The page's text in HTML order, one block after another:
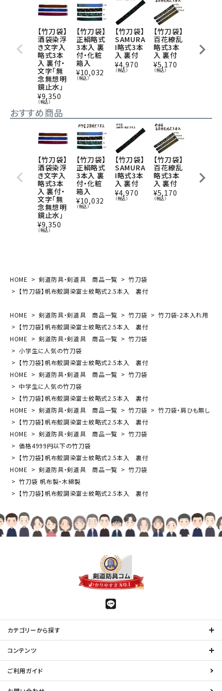
【竹刀袋】
酒袋染浮
き文字入
略式3本
入 裏付・
文字「無
念無想明
鏡止水」
¥9,350
（税込）
【竹刀袋】
正絹略式
3本入 裏
付・化粧
箱入
¥10,032
（税込）
【竹刀袋】
SAMURA
I略式3本
入 裏付
¥4,970
（税込）
【竹刀袋】
百花繚乱
略式3本
入 裏付
¥5,170
（税込）
獣画略式
3本入
おすすめ商品
【竹刀袋】
酒袋染浮
き文字入
略式3本
入 裏付・
文字「無
念無想明
鏡止水」
¥9,350
（税込）
【竹刀袋】
正絹略式
3本入 裏
付・化粧
箱入
¥10,032
（税込）
【竹刀袋】
SAMURA
I略式3本
入 裏付
¥4,970
（税込）
【竹刀袋】
百花繚乱
略式3本
入 裏付
¥5,170
（税込）
獣画略式
3本入
HOME 剣道防具・剣道具 商品一覧
竹刀袋
【竹刀袋】帆布鮫調染富士紋略式2.5本入 裏付
HOME 剣道防具・剣道具 商品一覧 竹刀袋
竹刀袋-2本入れ用
【竹刀袋】帆布鮫調染富士紋略式2.5本入 裏付
HOME
剣道防具・剣道具 商品一覧
竹刀袋
小学生に人気の竹刀袋
【竹刀袋】帆布鮫調染富士紋略式2.5本入 裏付
HOME
剣道防具・剣道具 商品一覧
竹刀袋
中学生に人気の竹刀袋
【竹刀袋】帆布鮫調染富士紋略式2.5本入 裏付
HOME
剣道防具・剣道具 商品一覧 竹刀袋
竹刀袋・肩ひも無し
【竹刀袋】帆布鮫調染富士紋略式2.5本入 裏付
HOME
剣道防具・剣道具 商品一覧
竹刀袋
価格4999円以下の竹刀袋
【竹刀袋】帆布鮫調染富士紋略式2.5本入 裏付
HOME
剣道防具・剣道具 商品一覧
竹刀袋
竹刀袋 帆布製・木綿製
【竹刀袋】帆布鮫調染富士紋略式2.5本入 裏付
カテゴリーから探す
コンテンツ
ご利用ガイド